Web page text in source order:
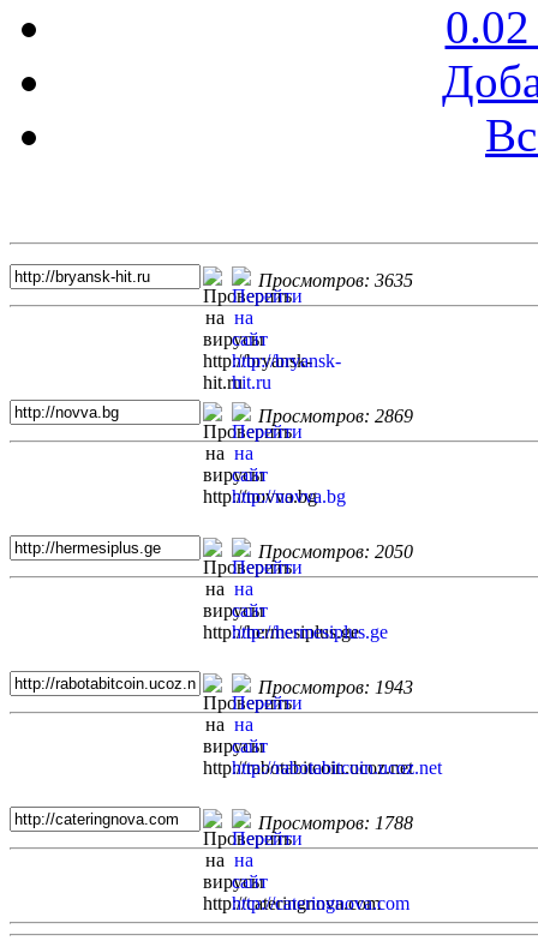
Просмотров: 3635
Просмотров: 2869
Просмотров: 2050
Просмотров: 1943
Просмотров: 1788